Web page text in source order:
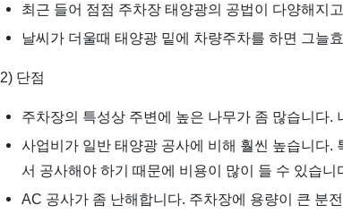
최근 들어 점점 주차장 태양광의 공법이 다양해지
날씨가 더울때 태양광 밑에 차량주차를 하면 그늘
2) 단점
주차장의 특성상 주변에 높은 나무가 좀 많습니다.
사업비가 일반 태양광 공사에 비해 훨씬 높습니다.
서 공사해야 하기 때문에 비용이 많이 들 수 있습니
AC 공사가 좀 난해합니다. 주차장에 용량이 큰 분